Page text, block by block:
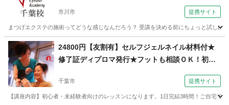
葉本校）
市川市 提携サイト
まつげエクステの施術ってどうな感じなんだろう？ 受講を決める前にちょっと試し
千葉 市川市 メイク
24800円【友割有】セルフジェルネイル材料付★
修了証ディプロマ発行★フットも相談ＯＫ！初心
葉校）
千葉市 提携サイト
【講座内容】初心者・未経験者向けのレッスンになります。1日完結3時間！ご自宅